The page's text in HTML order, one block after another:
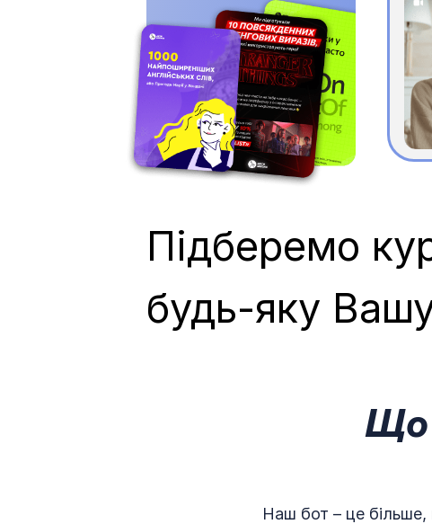
Підберемо
будь-яку
Що
Наш бот – це більше,